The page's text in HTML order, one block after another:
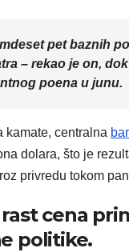
pet baznih
– rekao je on,
poena u junu.
kamate, centralna
dolara, što je
privredu tokom
cena
politike.